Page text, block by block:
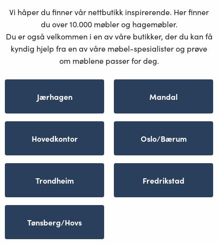
Vi håper du finner vår nettbutikk inspirerende. Her finner
du over 10.000 møbler og hagemøbler.
Du er også velkommen i en av våre butikker, der du kan få
kyndig hjelp fra en av våre møbel-spesialister og prøve
om møblene passer for deg.
Jærhagen Mandal
Hovedkontor Oslo/Bærum
Trondheim Fredrikstad
Tønsberg/Hovs